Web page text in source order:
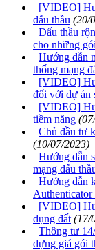
[VIDEO]
đấu thầu (20/
Đấu thầu
cho những
Hướng dẫn
thống mạng
[VIDEO]
đối với dự án
[VIDEO]
tiềm năng
Chủ đầu tư
(10/07/2023)
Hướng dẫn
mạng đấu
Hướng dẫn
Authenticator
[VIDEO]
dụng đất (17/
Thông tư
dựng giá gói